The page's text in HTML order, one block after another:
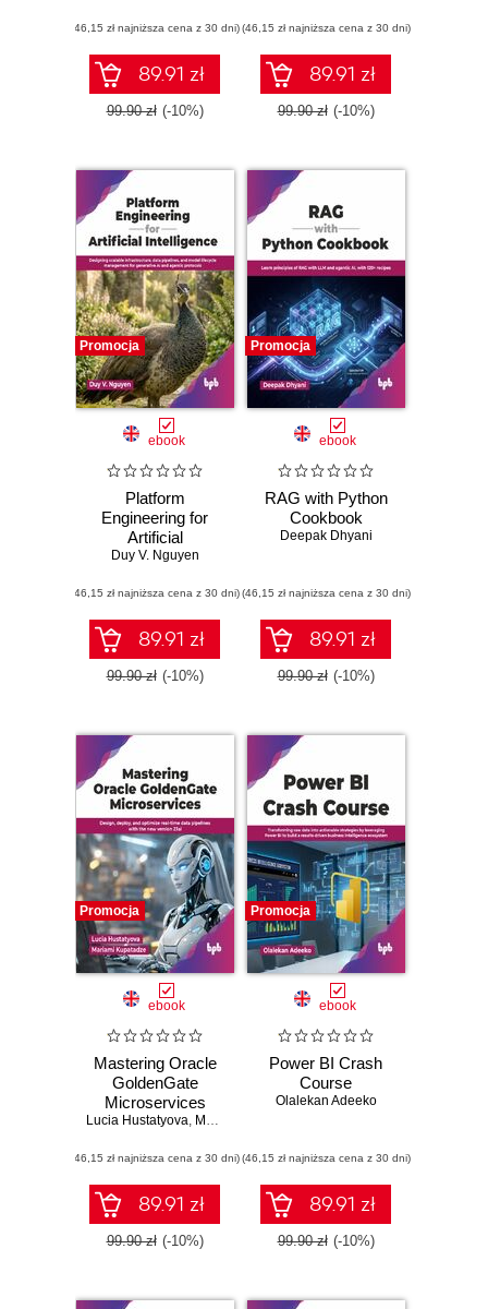
(46,15 zł najniższa cena z 30 dni)
89.91 zł
99.90 zł (-10%)
(46,15 zł najniższa cena z 30 dni)
89.91 zł
99.90 zł (-10%)
Promocja
ebook
Platform
Engineering for
Artificial
Intelligence
Duy V. Nguyen
(46,15 zł najniższa cena z 30 dni)
89.91 zł
99.90 zł (-10%)
Promocja
ebook
RAG with Python
Cookbook
Deepak Dhyani
(46,15 zł najniższa cena z 30 dni)
89.91 zł
99.90 zł (-10%)
Promocja
ebook
Mastering Oracle
GoldenGate
Microservices
Lucia Hustatyova, Mariami Kupatadze
(46,15 zł najniższa cena z 30 dni)
89.91 zł
99.90 zł (-10%)
Promocja
ebook
Power BI Crash
Course
Olalekan Adeeko
(46,15 zł najniższa cena z 30 dni)
89.91 zł
99.90 zł (-10%)